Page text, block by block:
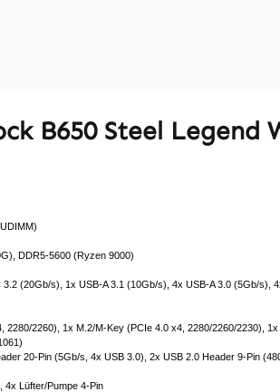
B650 Steel Legend
DDR5-5600 (Ryzen 9000)
(20Gb/​s), 1x USB-A 3.1 (10Gb/​s), 4x USB-A 3.0 (5Gb/​
​2260), 1x M.2/​M-Key (PCIe 4.0 x4, 2280/​2260/​2230),
20-Pin (5Gb/​s, 4x USB 3.0), 2x USB 2.0 Header 9-Pin
4x Lüfter/​Pumpe 4-Pin